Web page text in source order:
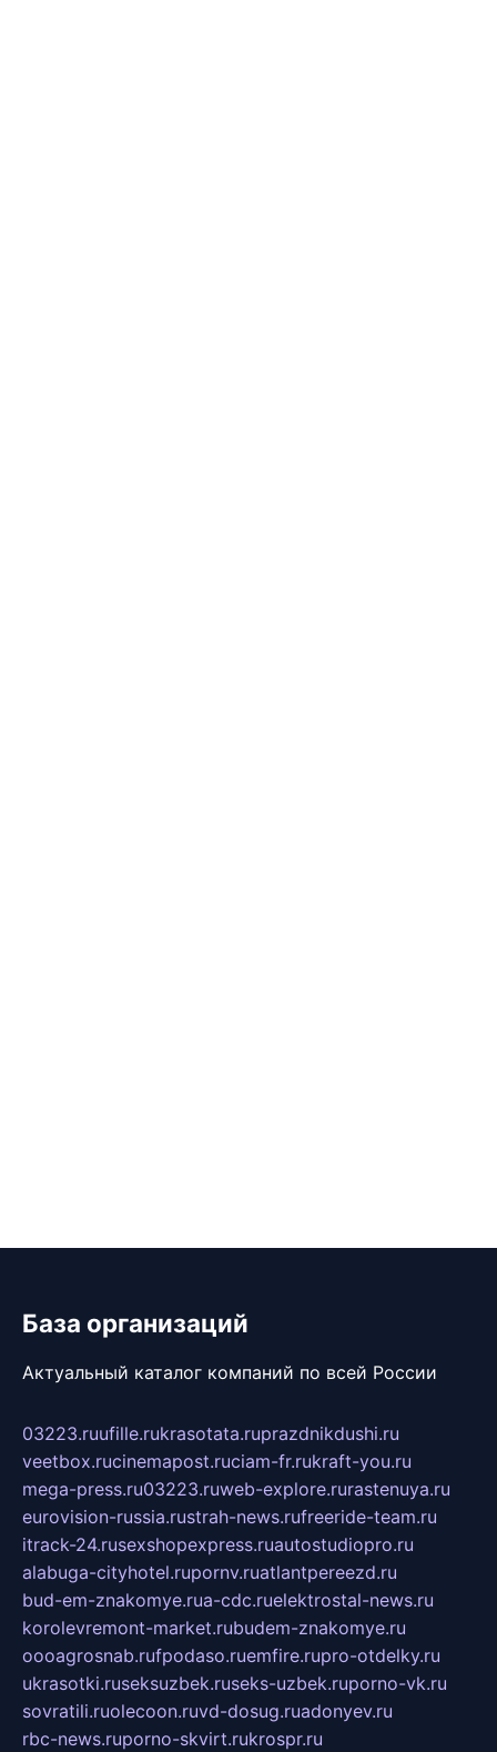
База организаций
Актуальный каталог компаний по всей России
03223.ruufille.rukrasotata.ruprazdnikdushi.ru
veetbox.rucinemapost.ruciam-fr.rukraft-you.ru
mega-press.ru03223.ruweb-explore.rurastenuya.ru
eurovision-russia.rustrah-news.rufreeride-team.ru
itrack-24.rusexshopexpress.ruautostudiopro.ru
alabuga-cityhotel.rupornv.ruatlantpereezd.ru
bud-em-znakomye.rua-cdc.ruelektrostal-news.ru
korolevremont-market.rubudem-znakomye.ru
oooagrosnab.rufpodaso.ruemfire.rupro-otdelky.ru
ukrasotki.ruseksuzbek.ruseks-uzbek.ruporno-vk.ru
sovratili.ruolecoon.ruvd-dosug.ruadonyev.ru
rbc-news.ruporno-skvirt.rukrospr.ru